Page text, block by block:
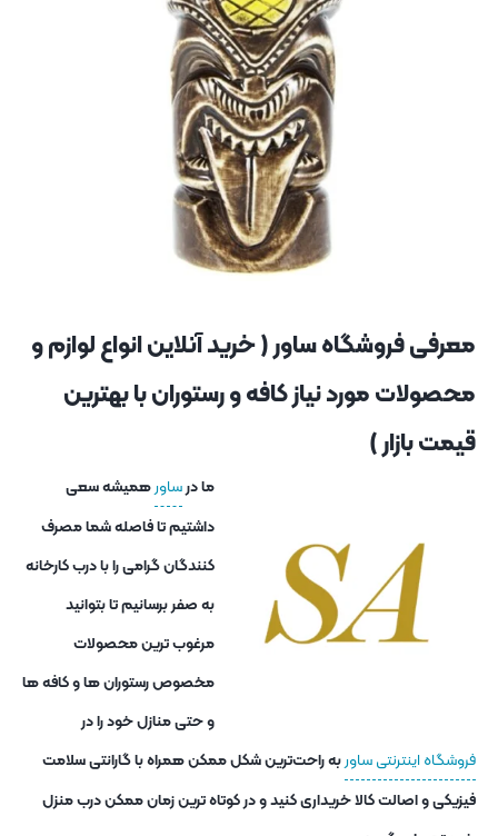
معرفی فروشگاه ساور ( خرید آنلاین انواع لوازم و
محصولات مورد نیاز کافه و رستوران با بهترین
قیمت بازار )
ما درساورهمیشه سعی
داشتیم تا فاصله شما مصرف
کنندگان گرامی را با درب کارخانه
به صفر برسانیم تا بتوانید
مرغوب ترین محصولات
مخصوص رستوران ها و کافه ها
و حتی منازل خود را در
فروشگاه اینترنتی ساوربه راحت‌ترین شکل ممکن همراه با گارانتی سلامت
فیزیکی و اصالت کالا خریداری کنید و در کوتاه ترین زمان ممکن درب منزل